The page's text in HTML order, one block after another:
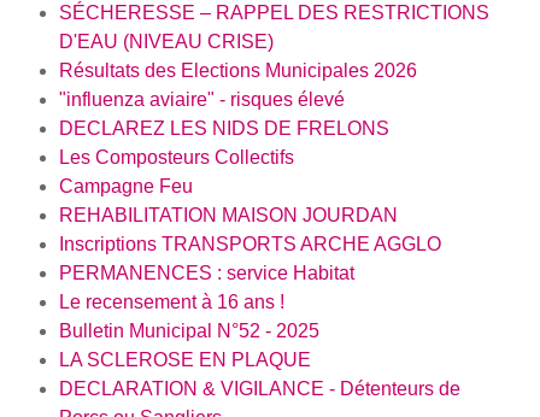
SÉCHERESSE – RAPPEL DES RESTRICTIONS
D'EAU (NIVEAU CRISE)
Résultats des Elections Municipales 2026
"influenza aviaire" - risques élevé
DECLAREZ LES NIDS DE FRELONS
Les Composteurs Collectifs
Campagne Feu
REHABILITATION MAISON JOURDAN
Inscriptions TRANSPORTS ARCHE AGGLO
PERMANENCES : service Habitat
Le recensement à 16 ans !
Bulletin Municipal N°52 - 2025
LA SCLEROSE EN PLAQUE
DECLARATION & VIGILANCE - Détenteurs de